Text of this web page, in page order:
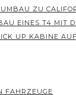
ZU
EINES T4 MIT
UP KABINE
FAHRZEUGE